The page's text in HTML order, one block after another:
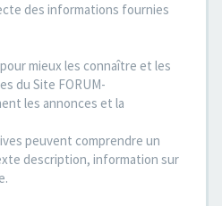
des informations fournies
mieux les connaître et les
du Site FORUM-
les annonces et la
peuvent comprendre un
description, information sur